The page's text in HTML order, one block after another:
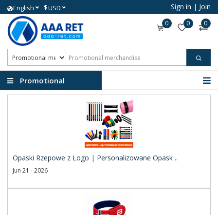
English $USD Sign in | Join
0 0 0
Promotional
Opaski Rzepowe z Logo | Personalizowane Opask ..
Jun 21 - 2026